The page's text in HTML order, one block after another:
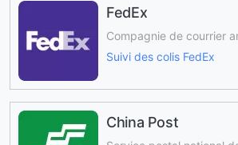
FedEx
Compagnie de courrier
Suivi des colis FedEx
China Post